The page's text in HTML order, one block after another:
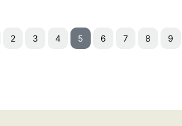
2 3 4 5 6 7 8 9